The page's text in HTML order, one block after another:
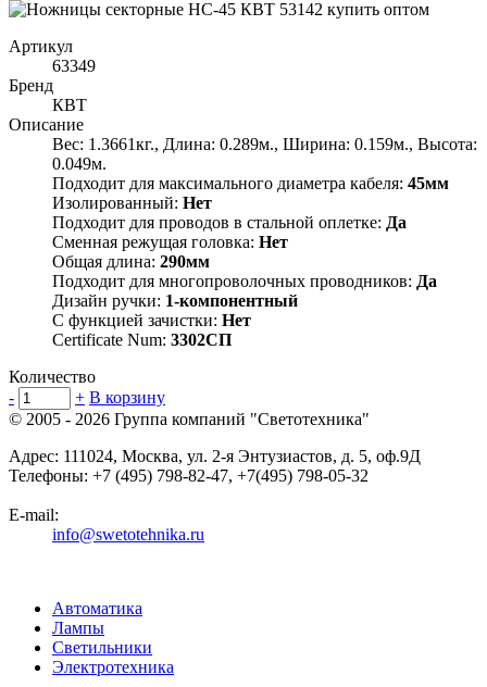
Артикул
63349
Бренд
КВТ
Описание
Вес: 1.3661кг., Длина: 0.289м., Ширина: 0.159м., Высота:
0.049м.
Подходит для максимального диаметра кабеля: 45мм
Изолированный: Нет
Подходит для проводов в стальной оплетке: Да
Сменная режущая головка: Нет
Общая длина: 290мм
Подходит для многопроволочных проводников: Да
Дизайн ручки: 1-компонентный
С функцией зачистки: Нет
Certificate Num: 3302СП
Количество
-
+ В корзину
© 2005 - 2026 Группа компаний "Светотехника"
Адрес: 111024, Москва, ул. 2-я Энтузиастов, д. 5, оф.9Д
Телефоны: +7 (495) 798-82-47, +7(495) 798-05-32
E-mail:
info@swetotehnika.ru
Автоматика
Лампы
Светильники
Электротехника